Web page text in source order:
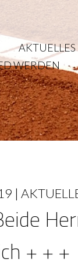
AKTUELLES
WERDEN
|
+ + +